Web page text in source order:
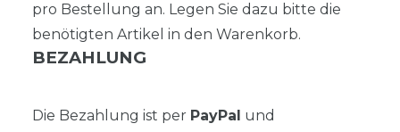
pro Bestellung an. Legen Sie dazu bitte die
benötigten Artikel in den Warenkorb.
BEZAHLUNG
Die Bezahlung ist per PayPal und